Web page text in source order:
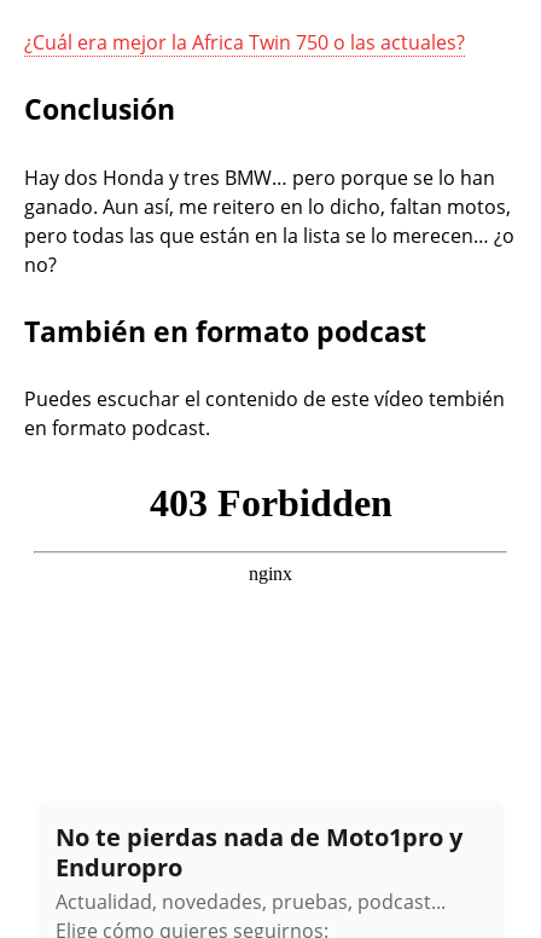
¿Cuál era mejor la Africa Twin 750 o las actuales?
Conclusión
Hay dos Honda y tres BMW… pero porque se lo han
ganado. Aun así, me reitero en lo dicho, faltan motos,
pero todas las que están en la lista se lo merecen… ¿o
no?
También en formato podcast
Puedes escuchar el contenido de este vídeo tembién
en formato podcast.
No te pierdas nada de Moto1pro y
Enduropro
Actualidad, novedades, pruebas, podcast...
Elige cómo quieres seguirnos: